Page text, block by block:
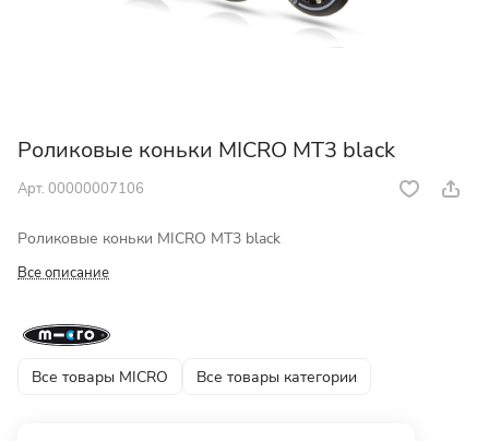
Роликовые коньки MICRO MT3 black
Арт. 00000007106
Роликовые коньки MICRO MT3 black
Все описание
Все товары MICRO Все товары категории